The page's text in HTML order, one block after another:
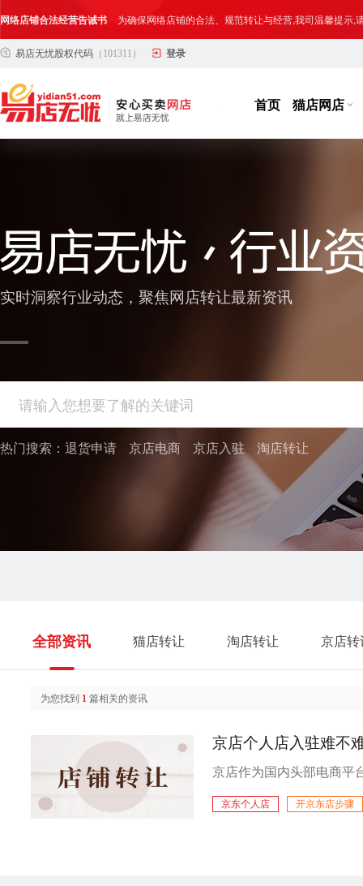
网络店铺合法经营告诫书 为确保网络店铺的合法、规范转让与经营,我司温馨提示
合法合规经营告客户书 部分客户在购买抖店网络店铺后，存在试图规避平台监
网络店铺合法经营告诫书 为确保网络店铺的合法、规范转让与经营,我司温馨提示
易店无忧股权代码 （101311） 登录
首页 猫店网店
实时洞察行业动态，聚焦网店转让最新资讯
热门搜索： 退货申请 京店电商 京店入驻 淘店转让
全部资讯 猫店转让 淘店转让 京店转
为您找到 1 篇相关的资讯
京店个人店入驻难不
京东个人店
开京东店步骤